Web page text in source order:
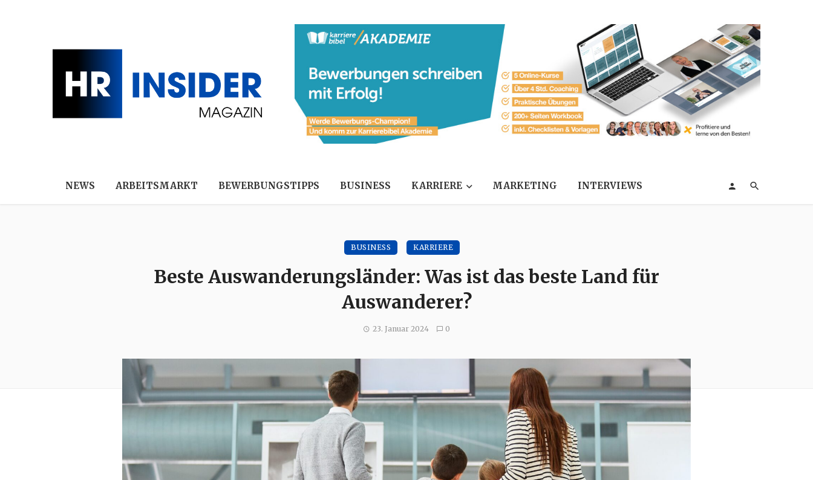
NEWS ARBEITSMARKT BEWERBUNGSTIPPS BUSINESS KARRIERE MARKETING INTERVIEWS
BUSINESS KARRIERE
Beste Auswanderungsländer: Was ist das beste Land für
Auswanderer?
23. Januar 2024 0